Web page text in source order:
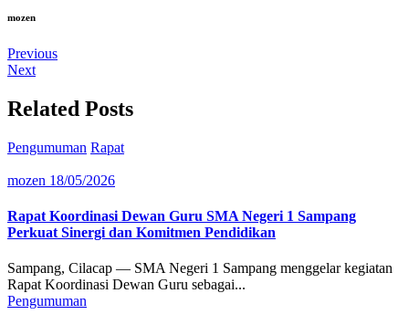
mozen
Previous
Next
Related Posts
Pengumuman Rapat
mozen 18/05/2026
Rapat Koordinasi Dewan Guru SMA Negeri 1 Sampang
Perkuat Sinergi dan Komitmen Pendidikan
Sampang, Cilacap — SMA Negeri 1 Sampang menggelar kegiatan
Rapat Koordinasi Dewan Guru sebagai...
Pengumuman